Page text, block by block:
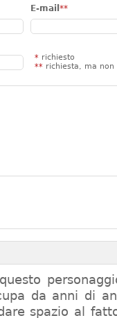
E-mail **
* richiesto
** richiesta, ma non
da anni di
spazio al fatto